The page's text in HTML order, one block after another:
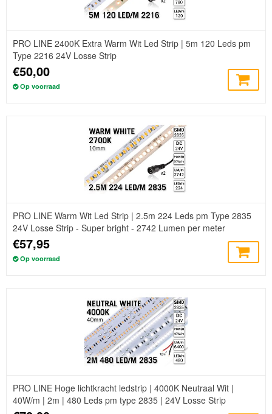
PRO LINE 2400K Extra Warm Wit Led Strip | 5m 120 Leds pm
Type 2216 24V Losse Strip
€50,00
Op voorraad
PRO LINE Warm Wit Led Strip | 2.5m 224 Leds pm Type 2835
24V Losse Strip - Super bright - 2742 Lumen per meter
€57,95
Op voorraad
PRO LINE Hoge lichtkracht ledstrip | 4000K Neutraal Wit |
40W/m | 2m | 480 Leds pm type 2835 | 24V Losse Strip